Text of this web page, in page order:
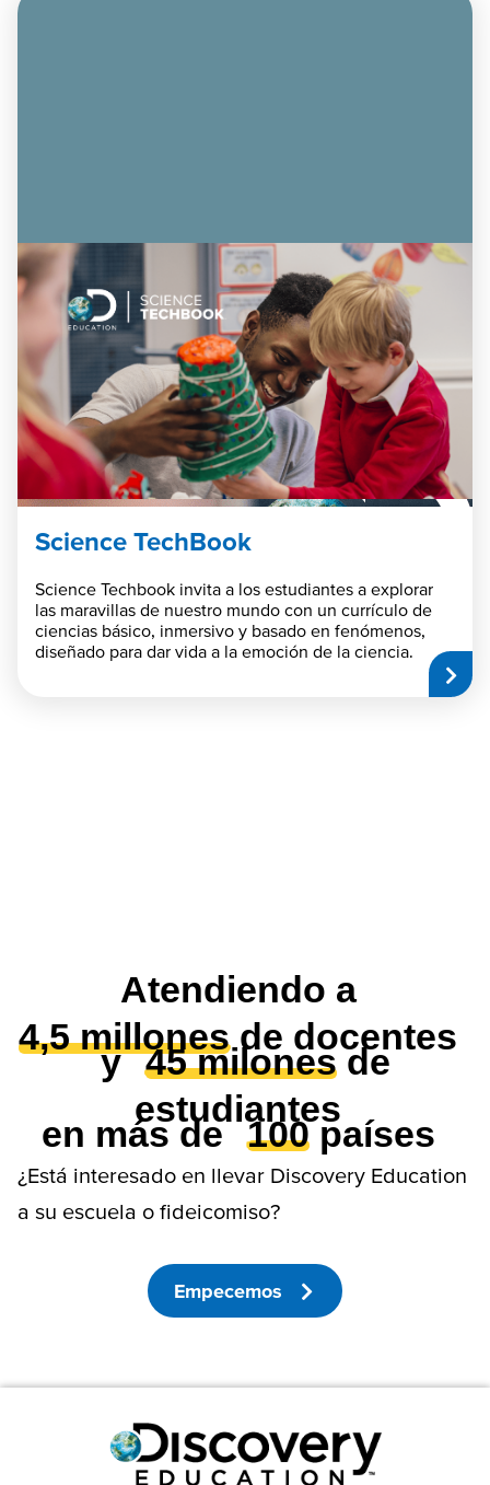
Science TechBook
Science Techbook invita a los estudiantes a explorar
las maravillas de nuestro mundo con un currículo de
ciencias básico, inmersivo y basado en fenómenos,
diseñado para dar vida a la emoción de la ciencia.
Atendiendo a
4,5 millones de docentes
y 45 milones de
estudiantes
en más de 100 países
¿Está interesado en llevar Discovery Education
a su escuela o fideicomiso?
Empecemos